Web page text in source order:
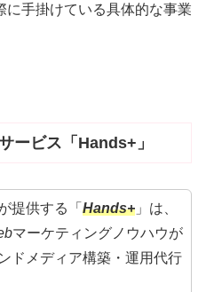
に手掛けている具体的な事業
ービス「Hands+」
提供する「 Hands+」は、
マーケティングノウハウが
ドメディア構築・運用代行